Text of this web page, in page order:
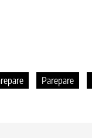
Parepare